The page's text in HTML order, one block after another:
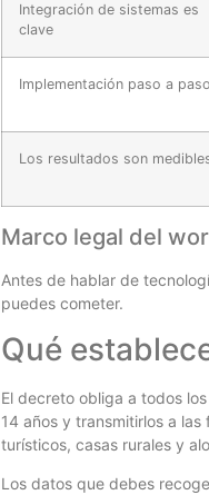
Integración de sistemas es
clave
Implementación paso a paso
Los resultados son
Marco legal del
Antes de hablar de
puedes cometer.
Qué
El decreto obliga a todos
14 años y transmitirlos a
turísticos, casas rurales y
Los datos que debes